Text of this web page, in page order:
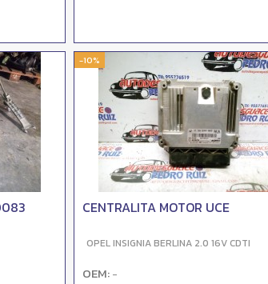
-10%
CENTRALITA MOTOR UCE
OPEL INSIGNIA BERLINA 2.0 16V CDTI
OEM: -